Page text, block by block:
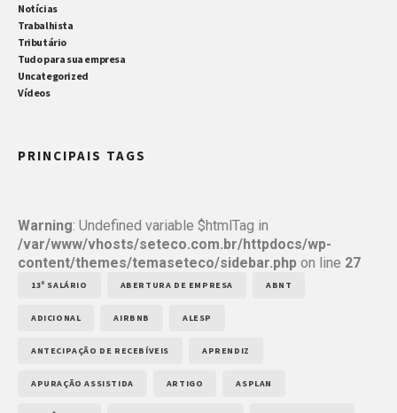
Notícias
Trabalhista
Tributário
Tudo para sua empresa
Uncategorized
Vídeos
PRINCIPAIS TAGS
Warning: Undefined variable $htmlTag in
/var/www/vhosts/seteco.com.br/httpdocs/wp-
content/themes/temaseteco/sidebar.php on line 27
13º SALÁRIO ABERTURA DE EMPRESA ABNT
ADICIONAL AIRBNB ALESP
ANTECIPAÇÃO DE RECEBÍVEIS APRENDIZ
APURAÇÃO ASSISTIDA ARTIGO ASPLAN